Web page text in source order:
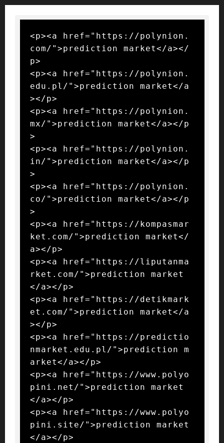
<p><a href="https://polynion.
com/">prediction market</a></
p>
<p><a href="https://polynion.
edu.pl/">prediction market</a
></p>
<p><a href="https://polynion.
mx/">prediction market</a></p
>
<p><a href="https://polynion.
in/">prediction market</a></p
>
<p><a href="https://polynion.
co/">prediction market</a></p
>
<p><a href="https://kompasmar
ket.com/">prediction market</
a></p>
<p><a href="https://liputanma
rket.com/">prediction market
</a></p>
<p><a href="https://detikmark
et.com/">prediction market</a
></p>
<p><a href="https://predictio
nmarket.edu.pl/">prediction m
arket</a></p>
<p><a href="https://www.polyo
pini.net/">prediction market
</a></p>
<p><a href="https://www.polyo
pini.site/">prediction market
</a></p>